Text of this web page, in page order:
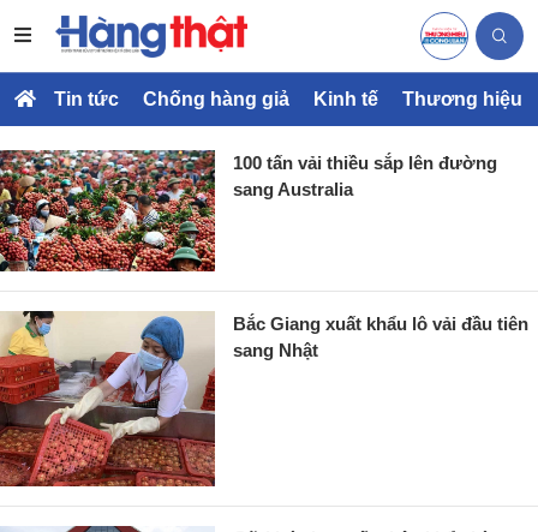
Tin tức Chống hàng giả Kinh tế Thương hiệu
100 tấn vải thiều sắp lên đường
sang Australia
Bắc Giang xuất khẩu lô vải đầu tiên
sang Nhật